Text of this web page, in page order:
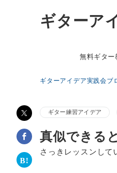
ギターア
無料ギター
ギターアイデア実践会ブ
ギター練習アイデア
真似できる
さっきレッスンして